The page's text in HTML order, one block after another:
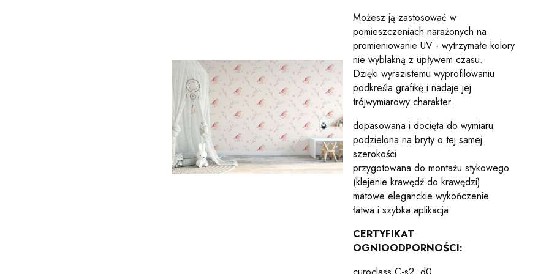
Możesz ją zastosować w
pomieszczeniach narażonych na
promieniowanie UV - wytrzymałe kolory
nie wyblakną z upływem czasu.
Dzięki wyrazistemu wyprofilowaniu
podkreśla grafikę i nadaje jej
trójwymiarowy charakter.
dopasowana i docięta do wymiaru
podzielona na bryty o tej samej
szerokości
przygotowana do montażu stykowego
(klejenie krawędź do krawędzi)
matowe eleganckie wykończenie
łatwa i szybka aplikacja
CERTYFIKAT
OGNIOODPORNOŚCI: